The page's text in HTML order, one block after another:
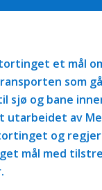
et mål
som
sjø og bane
utarbeidet av
og
mål med